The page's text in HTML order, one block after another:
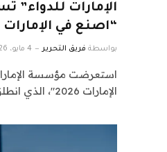
الإمارات
“اصنع في الإمارات 2026
بواسطة فريق التحرير 4 مايو، 2026
استعرضت مؤسسة
الإمارات 2026″، الذي انطلق اليوم في مركز أبوظبي الوطني…